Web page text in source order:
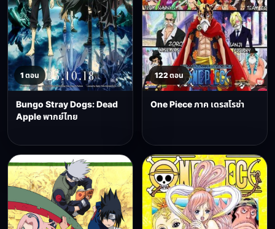
1 ตอน
Bungo Stray Dogs: Dead
Apple พากย์ไทย
122 ตอน
One Piece ภาค เดรสโรซ่า